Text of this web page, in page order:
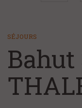
SÉJOURS
Bahut